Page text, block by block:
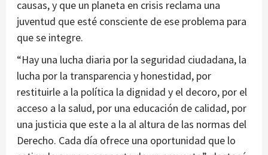
causas, y que un planeta en crisis reclama una
juventud que esté consciente de ese problema para
que se integre.
“Hay una lucha diaria por la seguridad ciudadana, la
lucha por la transparencia y honestidad, por
restituirle a la política la dignidad y el decoro, por el
acceso a la salud, por una educación de calidad, por
una justicia que este a la al altura de las normas del
Derecho. Cada día ofrece una oportunidad que lo